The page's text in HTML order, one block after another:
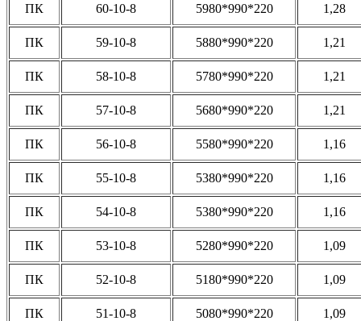
ПК 60-10-8 5980*990*220 1,28
ПК 59-10-8 5880*990*220 1,21
ПК 58-10-8 5780*990*220 1,21
ПК 57-10-8 5680*990*220 1,21
ПК 56-10-8 5580*990*220 1,16
ПК 55-10-8 5380*990*220 1,16
ПК 54-10-8 5380*990*220 1,16
ПК 53-10-8 5280*990*220 1,09
ПК 52-10-8 5180*990*220 1,09
ПК 51-10-8 5080*990*220 1,09